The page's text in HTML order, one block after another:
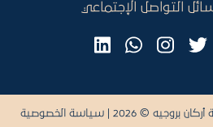
التواصل الإجتماعي
بروجيه © 2026 | سياسة الخصوصية